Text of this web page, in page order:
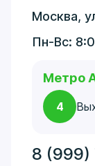
Москва,
Пн-Вс:
Метро
4
8 (999)